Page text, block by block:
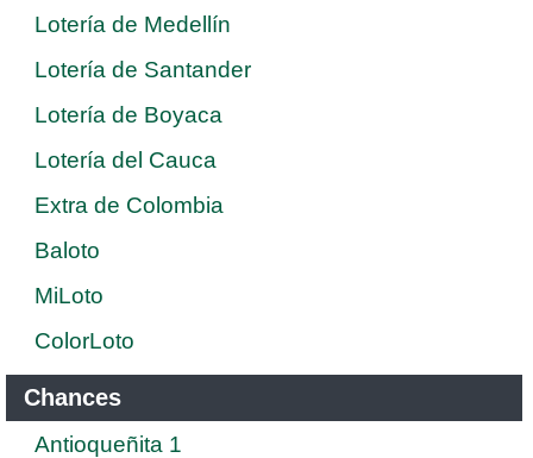
Lotería de Medellín
Lotería de Santander
Lotería de Boyaca
Lotería del Cauca
Extra de Colombia
Baloto
MiLoto
ColorLoto
Chances
Antioqueñita 1